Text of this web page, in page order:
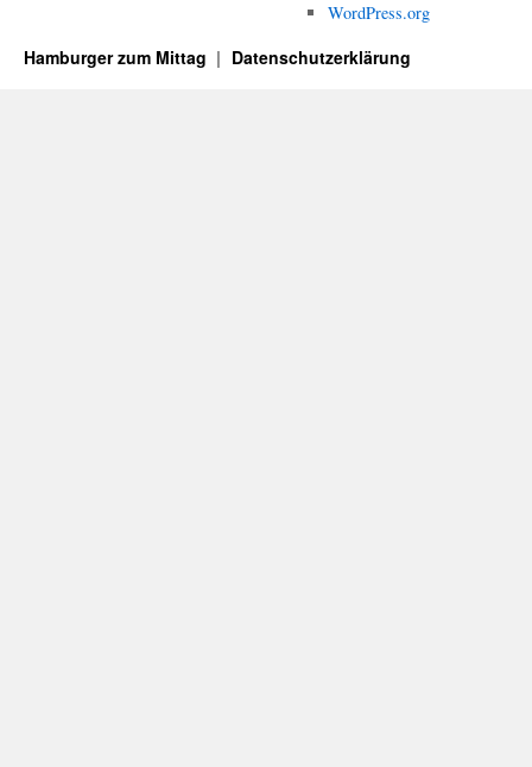
WordPress.org
Hamburger zum Mittag Datenschutzerklärung